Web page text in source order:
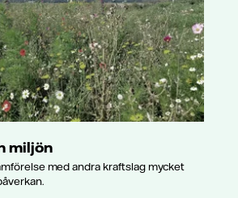
miljön
med andra kraftslag mycket